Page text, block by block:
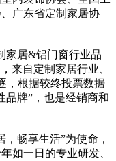
广东省定制家居协
家居&铝门窗行业品
来自定制家居行业、
，根据较终投票数据
品牌”，也是经销商和
畅享生活”为使命，
如一日的专业研发、